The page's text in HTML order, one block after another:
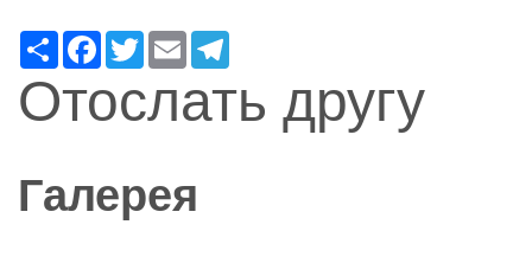
Ресурс
Facebook
Twitter
Email
Отослать другу
Галерея